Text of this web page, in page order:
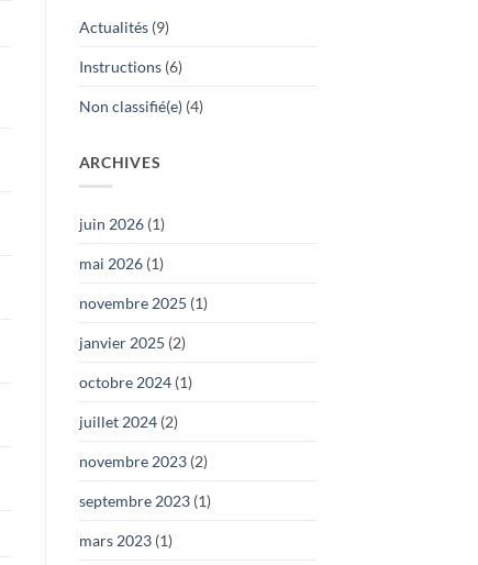
Actualités(9)
Instructions(6)
Non classifié(e)(4)
ARCHIVES
juin 2026(1)
mai 2026(1)
novembre 2025 (1)
janvier 2025 (2)
octobre 2024(1)
juillet 2024(2)
novembre 2023(2)
septembre 2023(1)
mars 2023(1)